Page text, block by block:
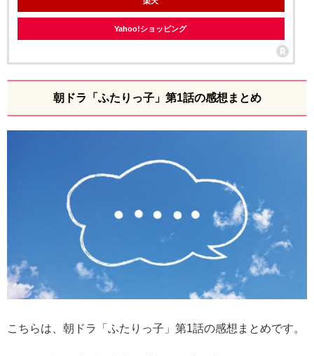
Yahoo!ショッピング
朝ドラ「ふたりっ子」第1話の感想まとめ
こちらは、朝ドラ「ふたりっ子」第1話の感想まとめです。